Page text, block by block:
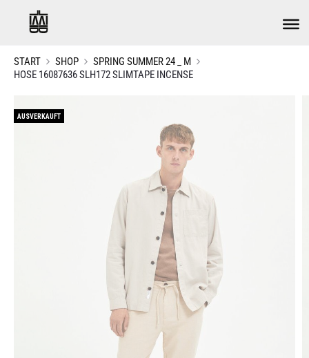
START SHOP
SPRING SUMMER 24 _ M
HOSE 16087636 SLH172 SLIMTAPE INCENSE
AUSVERKAUFT